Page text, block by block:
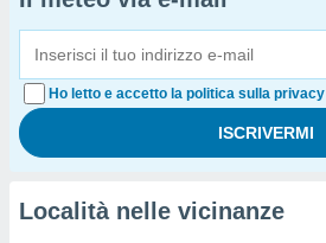
Ho letto e accetto la politica sulla privacy
Località nelle vicinanze